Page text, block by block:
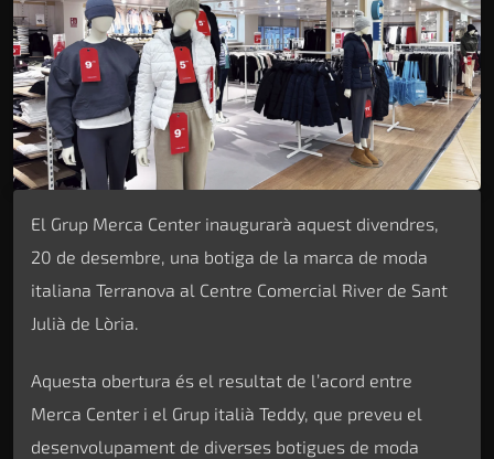
El Grup Merca Center inaugurarà aquest divendres,
20 de desembre, una botiga de la marca de moda
italiana Terranova al Centre Comercial River de Sant
Julià de Lòria.
Aquesta obertura és el resultat de l’acord entre
Merca Center i el Grup italià Teddy, que preveu el
desenvolupament de diverses botigues de moda